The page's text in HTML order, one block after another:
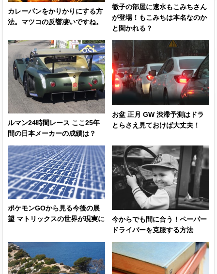
カレーパンをかりかりにする方
法。マツコの反響凄いですね。
徹子の部屋に速水もこみちさん
が登場！もこみちは本名なのか
と聞かれる？
ルマン24時間レース ここ25年
間の日本メーカーの成績は？
お盆 正月 GW 渋滞予測はドラ
とらさえ見ておけば大丈夫！
ポケモンGOから見る今後の展
望 マトリックスの世界が現実に
今からでも間に合う！ペーパー
ドライバーを克服する方法